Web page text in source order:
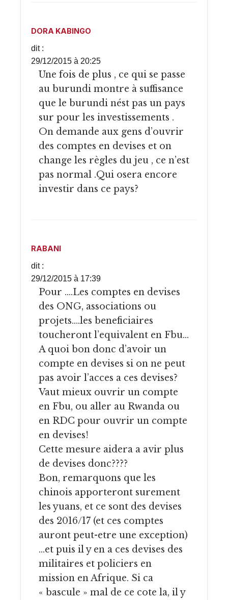
DORA KABINGO
dit :
29/12/2015 à 20:25
Une fois de plus , ce qui se passe
au burundi montre à suffisance
que le burundi nést pas un pays
sur pour les investissements .
On demande aux gens d’ouvrir
des comptes en devises et on
change les règles du jeu , ce n’est
pas normal .Qui osera encore
investir dans ce pays?
RABANI
dit :
29/12/2015 à 17:39
Pour ….Les comptes en devises
des ONG, associations ou
projets….les beneficiaires
toucheront l’equivalent en Fbu…
A quoi bon donc d’avoir un
compte en devises si on ne peut
pas avoir l’acces a ces devises?
Vaut mieux ouvrir un compte
en Fbu, ou aller au Rwanda ou
en RDC pour ouvrir un compte
en devises!
Cette mesure aidera a avir plus
de devises donc????
Bon, remarquons que les
chinois apporteront surement
les yuans, et ce sont des devises
des 2016/17 (et ces comptes
auront peut-etre une exception)
…et puis il y en a ces devises des
militaires et policiers en
mission en Afrique. Si ca
« bascule » mal de ce cote la, il y